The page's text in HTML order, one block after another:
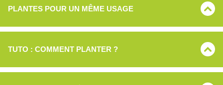
PLANTES POUR UN MÊME USAGE
TUTO : COMMENT PLANTER ?